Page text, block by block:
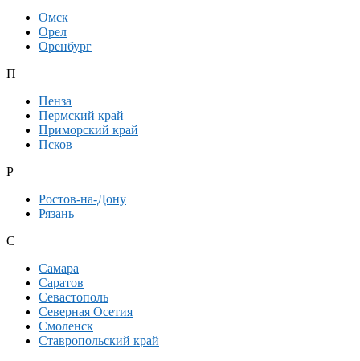
Омск
Орел
Оренбург
П
Пенза
Пермский край
Приморский край
Псков
Р
Ростов-на-Дону
Рязань
С
Самара
Саратов
Севастополь
Северная Осетия
Смоленск
Ставропольский край